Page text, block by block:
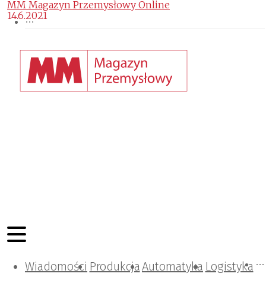
Wiadomości ProdukcjaAutomatyka Logistyka
Projektowanie i konstrukcje
Zarządzanie i IT
Tematy specjalne
MM Magazyn Przemysłowy Online
14.6.2021